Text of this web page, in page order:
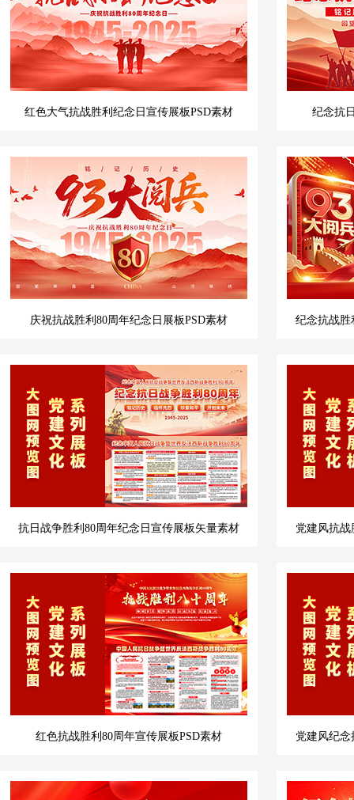
红色大气抗战胜利纪念日宣传展板PSD素材 纪念抗
庆祝抗战胜利80周年纪念日展板PSD素材 纪念抗战胜
抗日战争胜利80周年纪念日宣传展板矢量素材 党建风抗战
红色抗战胜利80周年宣传展板PSD素材 党建风纪念